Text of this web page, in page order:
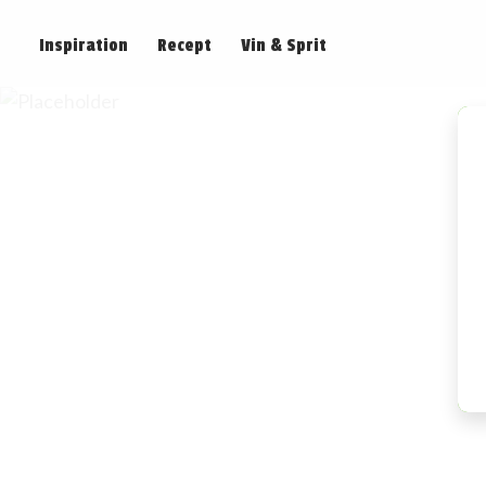
Inspiration Recept Vin & Sprit